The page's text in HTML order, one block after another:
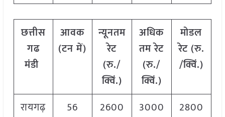
छत्तीस
गढ
मंडी
आवक
(टन में)
न्यूनतम
रेट
(रु./
क्विं.)
अधिक
तम रेट
(रु./
क्विं.)
मोडल
रेट (रु.
/क्विं.)
रायगढ़ 56 2600 3000
2800